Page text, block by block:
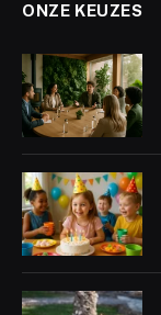
ONZE KEUZES